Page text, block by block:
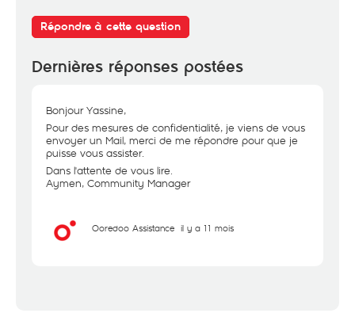
Répondre à cette question
Dernières réponses postées
Bonjour Yassine,
Pour des mesures de confidentialité, je viens de vous
envoyer un Mail, merci de me répondre pour que je
puisse vous assister.
Dans l'attente de vous lire.
Aymen, Community Manager
Ooredoo Assistance il y a 11 mois